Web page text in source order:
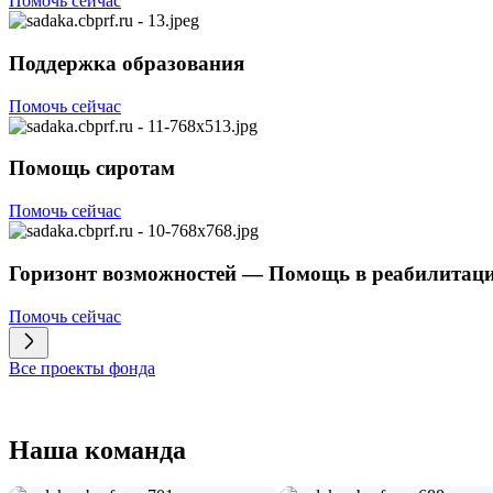
Поддержка образования
Помочь сейчас
Помощь сиротам
Помочь сейчас
Горизонт возможностей — Помощь в
Помочь сейчас
Все проекты фонда
Наша команда